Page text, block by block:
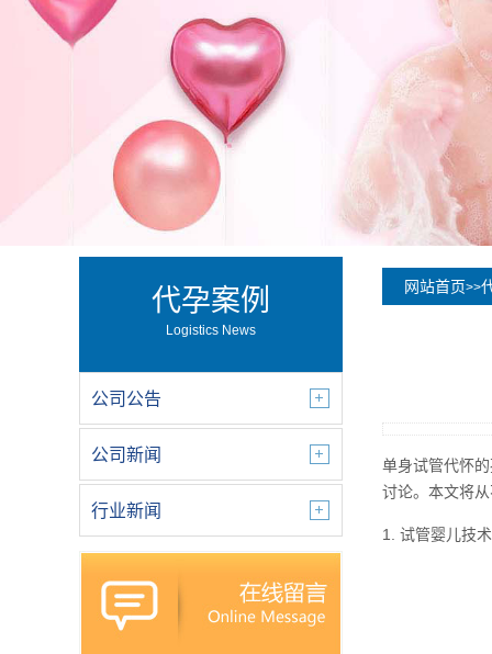
代孕案例
Logistics News
公司公告
公司新闻
行业新闻
网站首页>>
单身试管代怀
讨论。本文将
1. 试管婴儿技